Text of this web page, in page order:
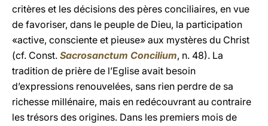
critères et les décisions des pères conciliaires, en vue
de favoriser, dans le peuple de Dieu, la participation
«active, consciente et pieuse» aux mystères du Christ
(cf. Const. Sacrosanctum Concilium, n. 48). La
tradition de prière de l’Eglise avait besoin
d’expressions renouvelées, sans rien perdre de sa
richesse millénaire, mais en redécouvrant au contraire
les trésors des origines. Dans les premiers mois de